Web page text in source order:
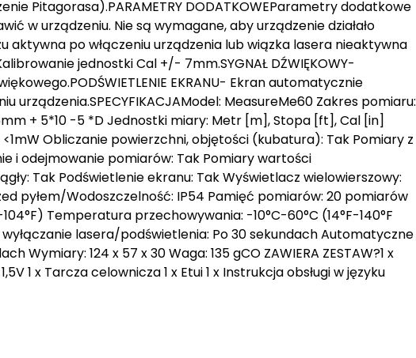
Pitagorasa).PARAMETRY DODATKOWEParametry dodatkowe
w urządzeniu. Nie są wymagane, aby urządzenie działało
aktywna po włączeniu urządzenia lub wiązka lasera nieaktywna
jednostki Cal +/- 7mm.SYGNAŁ DŹWIĘKOWY-
EKRANU- Ekran automatycznie
urządzenia.SPECYFIKACJAModel: MeasureMe60 Zakres pomiaru:
+ 5*10 -5 *D Jednostki miary: Metr [m], Stopa [ft], Cal [in]
Obliczanie powierzchni, objętości (kubatura): Tak Pomiary z
i odejmowanie pomiarów: Tak Pomiary wartości
Tak Podświetlenie ekranu: Tak Wyświetlacz wielowierszowy:
pyłem/Wodoszczelność: IP54 Pamięć pomiarów: 20 pomiarów
Temperatura przechowywania: -10°C-60°C (14°F-140°F
lasera/podświetlenia: Po 30 sekundach Automatyczne
Wymiary: 124 x 57 x 30 Waga: 135 gCO ZAWIERA ZESTAW?1 x
1 x Tarcza celownicza 1 x Etui 1 x Instrukcja obsługi w języku